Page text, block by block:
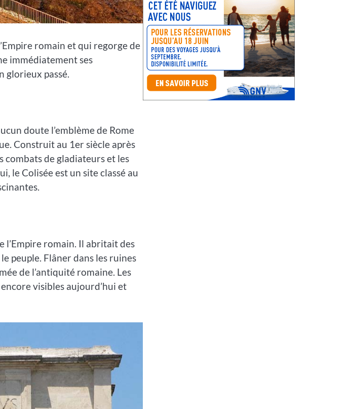
romain et qui regorge de
immédiatement ses
glorieux passé.
doute l’emblème de Rome
Construit au 1er siècle après
combats de gladiateurs et les
le Colisée est un site classé au
l’Empire romain. Il abritait des
peuple. Flâner dans les ruines
de l’antiquité romaine. Les
visibles aujourd’hui et